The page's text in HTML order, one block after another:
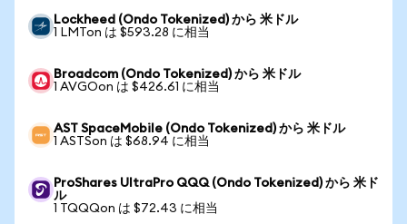
Lockheed (Ondo Tokenized) から 米ドル
1 LMTon は $593.28 に相当
Broadcom (Ondo Tokenized) から 米ドル
1 AVGOon は $426.61 に相当
AST SpaceMobile (Ondo Tokenized) から 米ドル
1 ASTSon は $68.94 に相当
ProShares UltraPro QQQ (Ondo Tokenized) から 米ド
ル
1 TQQQon は $72.43 に相当